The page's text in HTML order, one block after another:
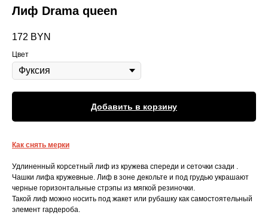
Лиф Drama queen
172 BYN
Цвет
Добавить в корзину
Как снять мерки
Удлиненный корсетный лиф из кружева спереди и сеточки сзади .
Чашки лифа кружевные. Лиф в зоне декольте и под грудью украшают
черные горизонтальные стрэпы из мягкой резиночки.
Такой лиф можно носить под жакет или рубашку как самостоятельный
элемент гардероба.